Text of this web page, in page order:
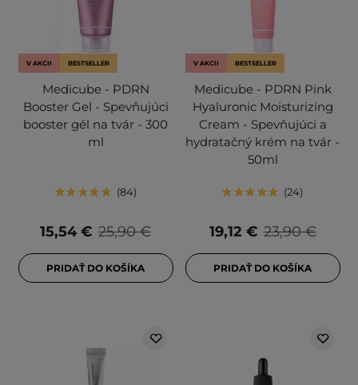
V AKCII BESTSELLER
Medicube - PDRN
Booster Gel - Spevňujúci
booster gél na tvár - 300
ml
84
25,90 €
15,54 €
PRIDAŤ DO KOŠÍKA
V AKCII BESTSELLER
Medicube - PDRN Pink
Hyaluronic Moisturizing
Cream - Spevňujúci a
hydratačný krém na tvár -
50ml
24
23,90 €
19,12 €
PRIDAŤ DO KOŠÍKA